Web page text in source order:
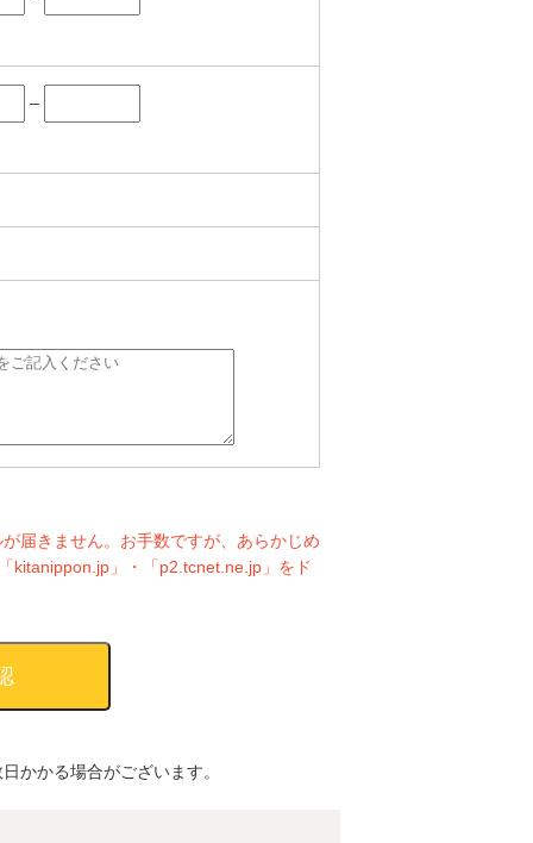
–
届きません。お手数ですが、あらかじめ
kitanippon.jp」・「p2.tcnet.ne.jp」をド
かかる場合がございます。